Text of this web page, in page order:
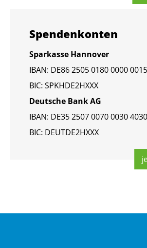
Spen­den­kon­ten
Spar­kas­se Han­no­ver
IBAN: DE86 2505 0180 0000
BIC: SPKHDE2HXXX
Deut­sche Bank AG
IBAN: DE35 2507 0070 0030
BIC: DEUT­DE2HXXX